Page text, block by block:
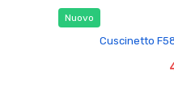
Nuovo
Cuscinetto